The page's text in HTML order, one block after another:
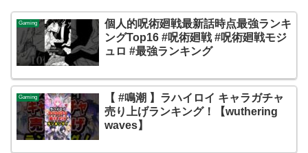
Gaming
個人的呪術廻戦最新話時点最強ランキ
ングTop16 #呪術廻戦 #呪術廻戦モジ
ュロ #最強ランキング
Gaming
【 #鳴潮 】ラハイロイ キャラガチャ
売り上げランキング！【wuthering
waves】